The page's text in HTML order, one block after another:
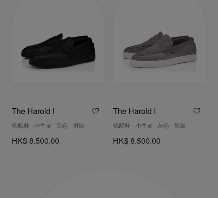
The Harold I
帆船鞋 - 小牛皮 - 黑色 - 男裝
HK$ 8.500,00
The Harold I
帆船鞋 - 小牛皮 - 灰色 - 男裝
HK$ 8.500,00